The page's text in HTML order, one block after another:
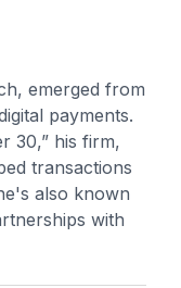
emerged from
payments.
30,” his firm,
transactions
also known
with